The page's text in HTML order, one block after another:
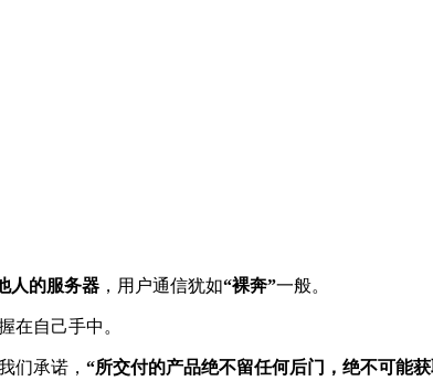
人的服务器 ，用户通信犹如“裸奔”一般。
在自己手中。
们承诺， “所交付的产品绝不留任何后门，绝不可能